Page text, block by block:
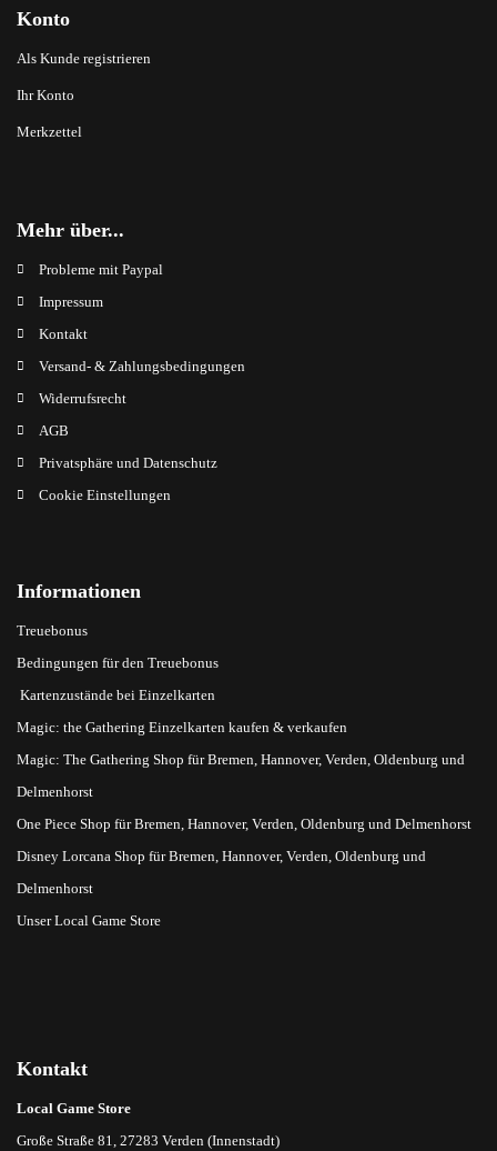
Konto
Als Kunde registrieren
Ihr Konto
Merkzettel
Mehr über...
Probleme mit Paypal
Impressum
Kontakt
Versand- & Zahlungsbedingungen
Widerrufsrecht
AGB
Privatsphäre und Datenschutz
Cookie Einstellungen
Informationen
Treuebonus
Bedingungen für den Treuebonus
Kartenzustände bei Einzelkarten
Magic: the Gathering Einzelkarten kaufen & verkaufen
Magic: The Gathering Shop für Bremen, Hannover, Verden, Oldenburg und
Delmenhorst
One Piece Shop für Bremen, Hannover, Verden, Oldenburg und Delmenhorst
Disney Lorcana Shop für Bremen, Hannover, Verden, Oldenburg und
Delmenhorst
Unser Local Game Store
Kontakt
Local Game Store
Große Straße 81, 27283 Verden (Innenstadt)